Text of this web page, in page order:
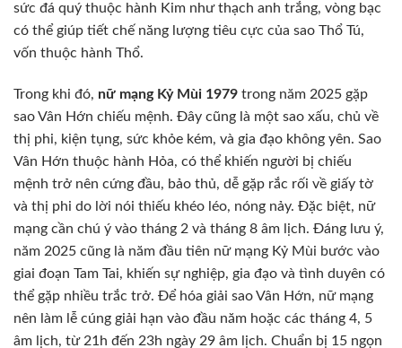
sức đá quý thuộc hành Kim như thạch anh trắng, vòng bạc
có thể giúp tiết chế năng lượng tiêu cực của sao Thổ Tú,
vốn thuộc hành Thổ.
Trong khi đó, nữ mạng Kỷ Mùi 1979 trong năm 2025 gặp
sao Vân Hớn chiếu mệnh. Đây cũng là một sao xấu, chủ về
thị phi, kiện tụng, sức khỏe kém, và gia đạo không yên. Sao
Vân Hớn thuộc hành Hỏa, có thể khiến người bị chiếu
mệnh trở nên cứng đầu, bảo thủ, dễ gặp rắc rối về giấy tờ
và thị phi do lời nói thiếu khéo léo, nóng nảy. Đặc biệt, nữ
mạng cần chú ý vào tháng 2 và tháng 8 âm lịch. Đáng lưu ý,
năm 2025 cũng là năm đầu tiên nữ mạng Kỷ Mùi bước vào
giai đoạn Tam Tai, khiến sự nghiệp, gia đạo và tình duyên có
thể gặp nhiều trắc trở. Để hóa giải sao Vân Hớn, nữ mạng
nên làm lễ cúng giải hạn vào đầu năm hoặc các tháng 4, 5
âm lịch, từ 21h đến 23h ngày 29 âm lịch. Chuẩn bị 15 ngọn